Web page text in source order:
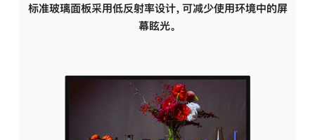
标准玻璃面板采用低反射率设计，可减少使用环境中的屏
幕眩光。